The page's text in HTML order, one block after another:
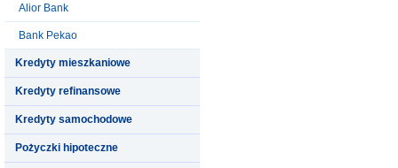
Alior Bank
Bank Pekao
Kredyty mieszkaniowe
Kredyty refinansowe
Kredyty samochodowe
Pożyczki hipoteczne